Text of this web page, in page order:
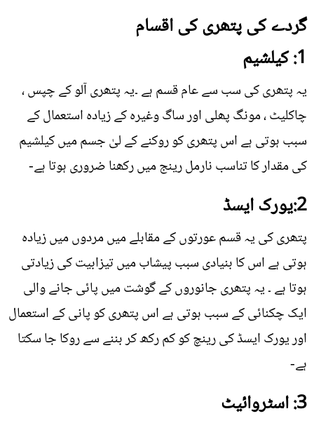
گردے کی پتھری کی اقسام
1: کیلشیم
یہ پتھری کی سب سے عام قسم ہے ۔یہ پتھری آلو کے چپس ،
چاکلیٹ ، مونگ پھلی اور ساگ وغیرہ کے زیادہ استعمال کے
سبب ہوتی ہے اس پتھری کو روکنے کے لیٰ جسم میں کیلشیم
کی مقدار کا تناسب نارمل رینج میں رکھنا ضروری ہوتا ہے-
2:یورک ایسڈ
پتھری کی یہ قسم عورتوں کے مقابلے میں مردوں میں زیادہ
ہوتی ہے اس کا بنیادی سبب پیشاب میں تیزابیت کی زیادتی
ہوتا ہے ۔ یہ پتھری جانوروں کے گوشت میں پائی جانے والی
ایک چکنائی کے سبب ہوتی ہے اس پتھری کو پانی کے استعمال
اور یورک ایسڈ کی رینچ کو کم رکھ کر بننے سے روکا جا سکتا
ہے-
3: اسٹروائیٹ